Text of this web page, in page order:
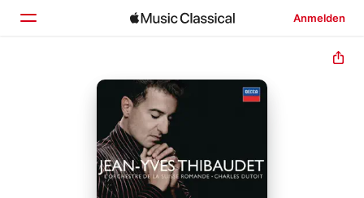
Anmelden
Startseite
Suchen